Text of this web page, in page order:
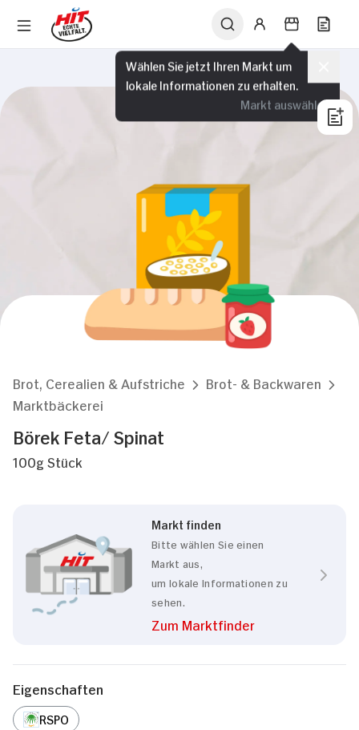
Wählen Sie jetzt Ihren Markt um
lokale Informationen zu erhalten.
Markt auswählen
Brot, Cerealien & Aufstriche
Brot- & Backwaren
Marktbäckerei
Börek Feta/ Spinat
100g Stück
Markt finden
Bitte wählen Sie einen
Markt aus,
um lokale Informationen zu
sehen.
Zum Marktfinder
Eigenschaften
RSPO